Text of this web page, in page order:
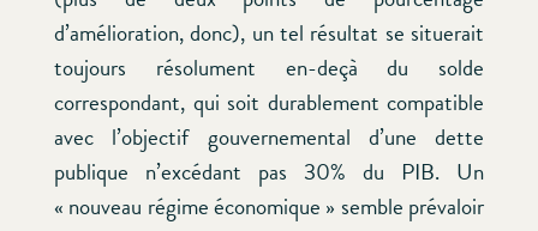
d’amélioration, donc), un tel résultat se situerait
toujours résolument en-deçà du solde
correspondant, qui soit durablement compatible
avec l’objectif gouvernemental d’une dette
publique n’excédant pas 30% du PIB. Un
« nouveau régime économique » semble prévaloir